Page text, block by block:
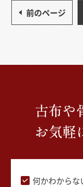
前のページ
古布や
お気軽
何かわからな